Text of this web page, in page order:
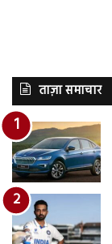
ताज़ा समाचार